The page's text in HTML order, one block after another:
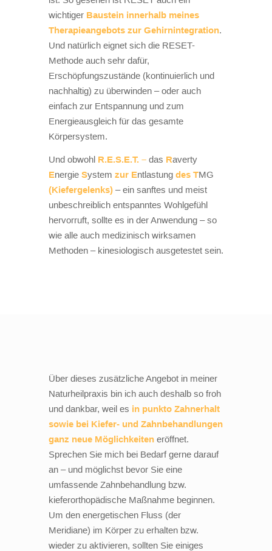
wichtiger Baustein innerhalb meines
Therapieangebots zur Gehirnintegration.
Und natürlich eignet sich die RESET-
Methode auch sehr dafür,
Erschöpfungszustände (kontinuierlich und
nachhaltig) zu überwinden – oder auch
einfach zur Entspannung und zum
Energieausgleich für das gesamte
Körpersystem.
Und obwohl R.E.S.E.T. – das Raverty
Energie System zur Entlastung des TMG
(Kiefergelenks) – ein sanftes und meist
unbeschreiblich entspanntes Wohlgefühl
hervorruft, sollte es in der Anwendung – so
wie alle auch medizinisch wirksamen
Methoden – kinesiologisch ausgetestet sein.
Über dieses zusätzliche Angebot in meiner
Naturheilpraxis bin ich auch deshalb so froh
und dankbar, weil es in punkto Zahnerhalt
sowie bei Kiefer- und Zahnbehandlungen
ganz neue Möglichkeiten eröffnet.
Sprechen Sie mich bei Bedarf gerne darauf
an – und möglichst bevor Sie eine
umfassende Zahnbehandlung bzw.
kieferorthopädische Maßnahme beginnen.
Um den energetischen Fluss (der
Meridiane) im Körper zu erhalten bzw.
wieder zu aktivieren, sollten Sie einiges